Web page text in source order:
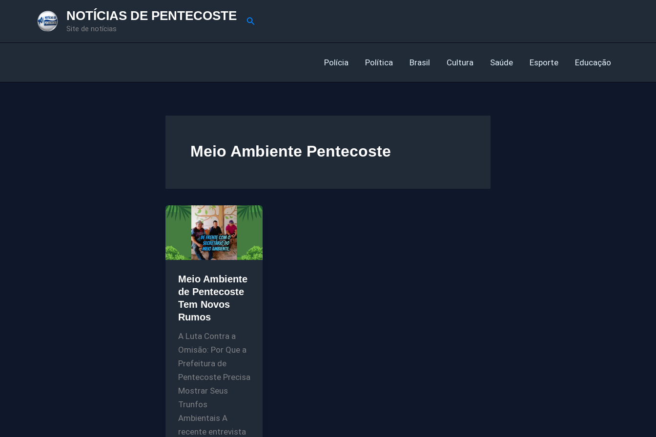
NOTÍCIAS DE PENTECOSTE
Site de notícias
Pesquisar
Polícia Política Brasil Cultura Saúde Esporte Educação
Meio Ambiente Pentecoste
Meio Ambiente
de Pentecoste
Tem Novos
Rumos
A Luta Contra a
Omisão: Por Que a
Prefeitura de
Pentecoste Precisa
Mostrar Seus
Trunfos
Ambientais A
recente entrevista